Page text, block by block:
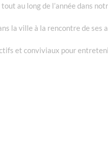
au long de l’année dans
la ville à la rencontre de ses
et conviviaux pour